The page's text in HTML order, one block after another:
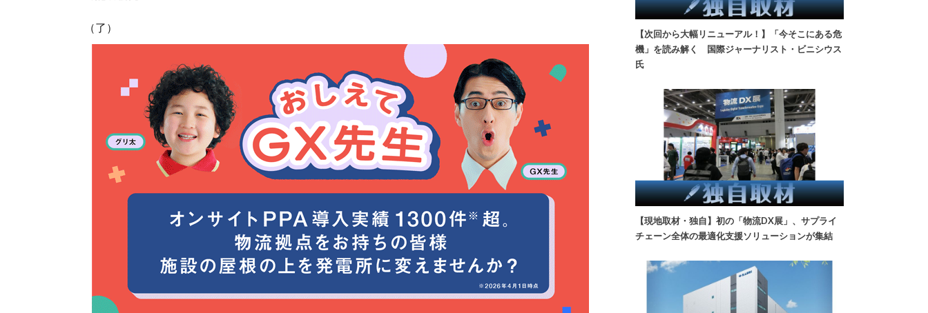
（了）
【次回から大幅リニューアル！】「今そこにある危
機」を読み解く 国際ジャーナリスト・ビニシウス
氏
【現地取材・独自】初の「物流DX展」、サプライ
チェーン全体の最適化支援ソリューションが集結